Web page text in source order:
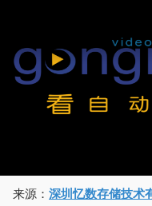
来源： 深圳忆数存储技术